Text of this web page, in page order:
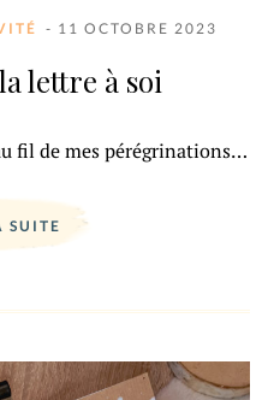
- 11 OCTOBRE 2023
lettre à soi
fil de mes pérégrinations…
SUITE